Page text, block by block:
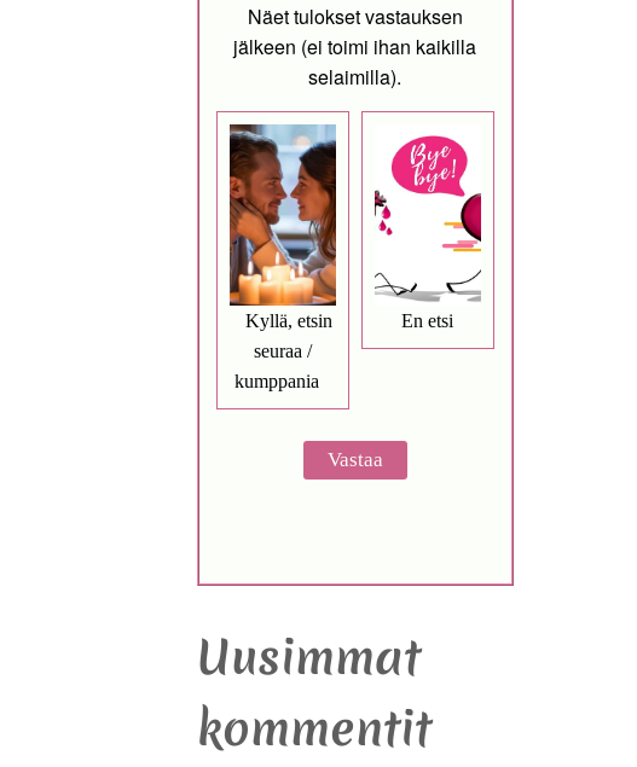
Näet tulokset vastauksen
jälkeen (ei toimi ihan kaikilla
selaimilla).
Kyllä, etsin
seuraa /
kumppania
En etsi
Uusimmat
kommentit